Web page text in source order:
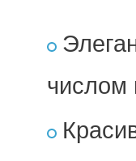
числом